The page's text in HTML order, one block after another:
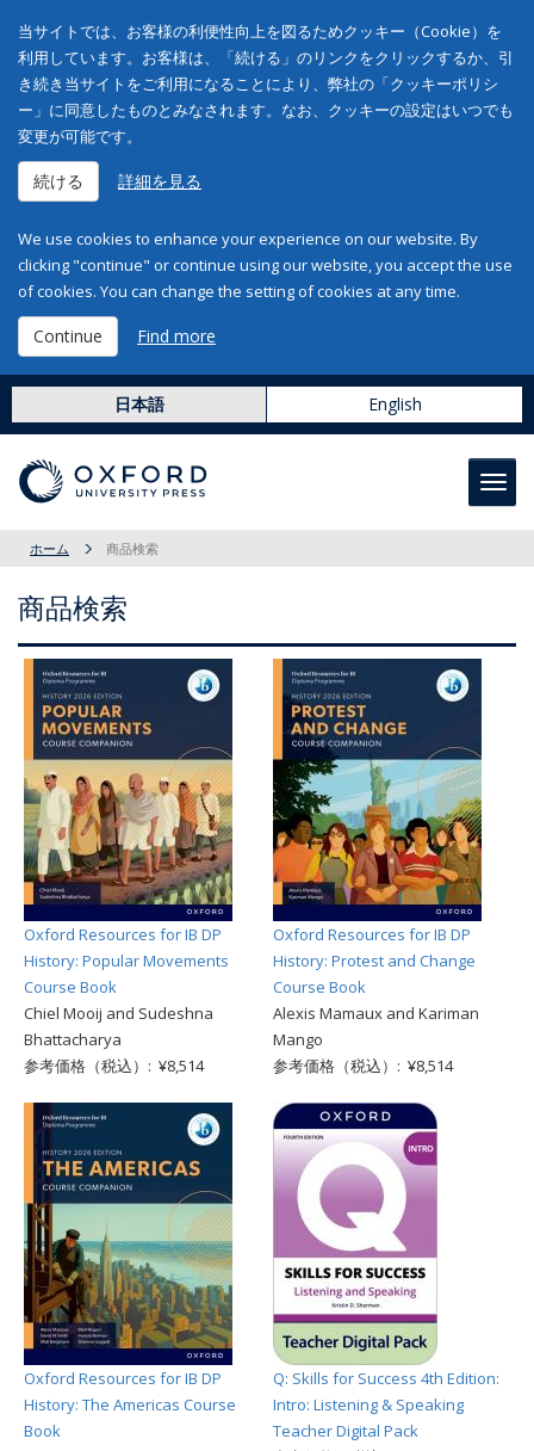
当サイトでは、お客様の利便性向上を図るためクッキー（Cookie）を
利用しています。お客様は、「続ける」のリンクをクリックするか、引
き続き当サイトをご利用になることにより、弊社の「クッキーポリシ
ー」に同意したものとみなされます。なお、クッキーの設定はいつでも
変更が可能です。
続ける 詳細を見る
We use cookies to enhance your experience on our website. By
clicking "continue" or continue using our website, you accept the use
of cookies. You can change the setting of cookies at any time.
Continue Find more
日本語 English
ホーム 商品検索
商品検索
Oxford Resources for IB DP
History: Popular Movements
Course Book
Chiel Mooij and Sudeshna
Bhattacharya
参考価格（税込）: ¥8,514
Oxford Resources for IB DP
History: Protest and Change
Course Book
Alexis Mamaux and Kariman
Mango
参考価格（税込）: ¥8,514
Oxford Resources for IB DP
History: The Americas Course
Book
Q: Skills for Success 4th Edition:
Intro: Listening & Speaking
Teacher Digital Pack